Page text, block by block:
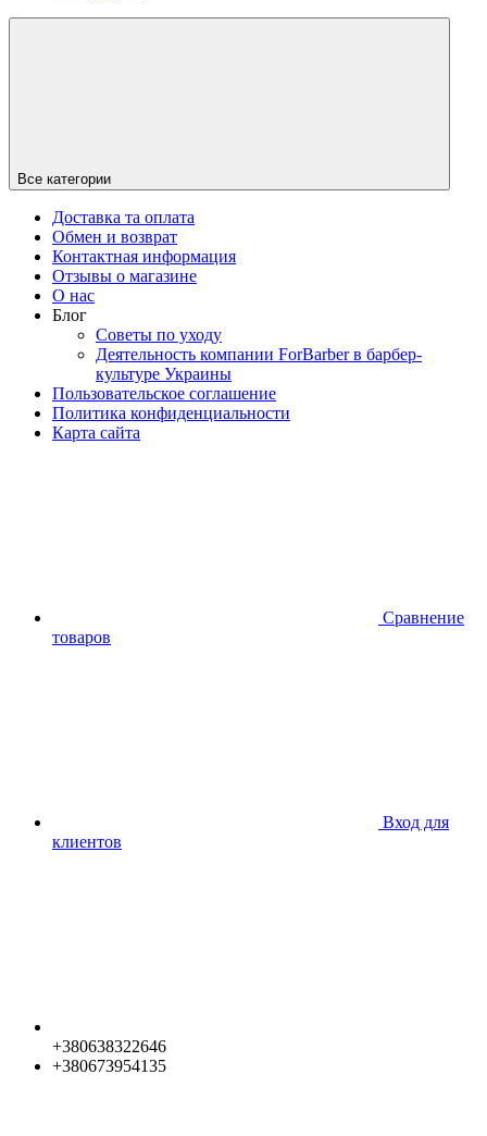
Все категории
Доставка та оплата
Обмен и возврат
Контактная информация
Отзывы о магазине
О нас
Блог
Советы по уходу
Деятельность компании ForBarber в барбер-
культуре Украины
Пользовательское соглашение
Политика конфиденциальности
Карта сайта
Сравнение
товаров
Вход для
клиентов
+380638322646
+380673954135